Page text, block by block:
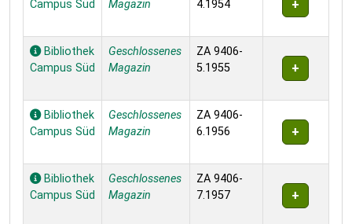
Campus Süd
Magazin
4.1954
Bibliothek
Campus Süd
Geschlossenes
Magazin
ZA 9406-
5.1955
Bibliothek
Campus Süd
Geschlossenes
Magazin
ZA 9406-
6.1956
Bibliothek
Campus Süd
Geschlossenes
Magazin
ZA 9406-
7.1957